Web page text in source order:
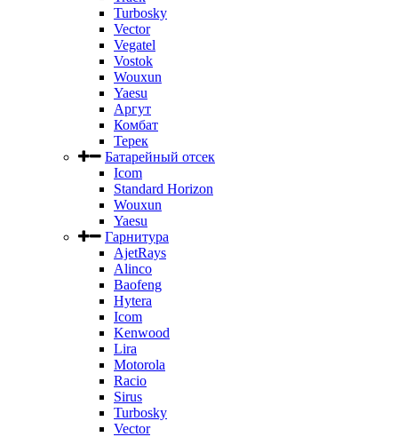
Turbosky
Vector
Vegatel
Vostok
Wouxun
Yaesu
Аргут
Комбат
Терек
Батарейный отсек
Icom
Standard Horizon
Wouxun
Yaesu
Гарнитура
AjetRays
Alinco
Baofeng
Hytera
Icom
Kenwood
Lira
Motorola
Racio
Sirus
Turbosky
Vector